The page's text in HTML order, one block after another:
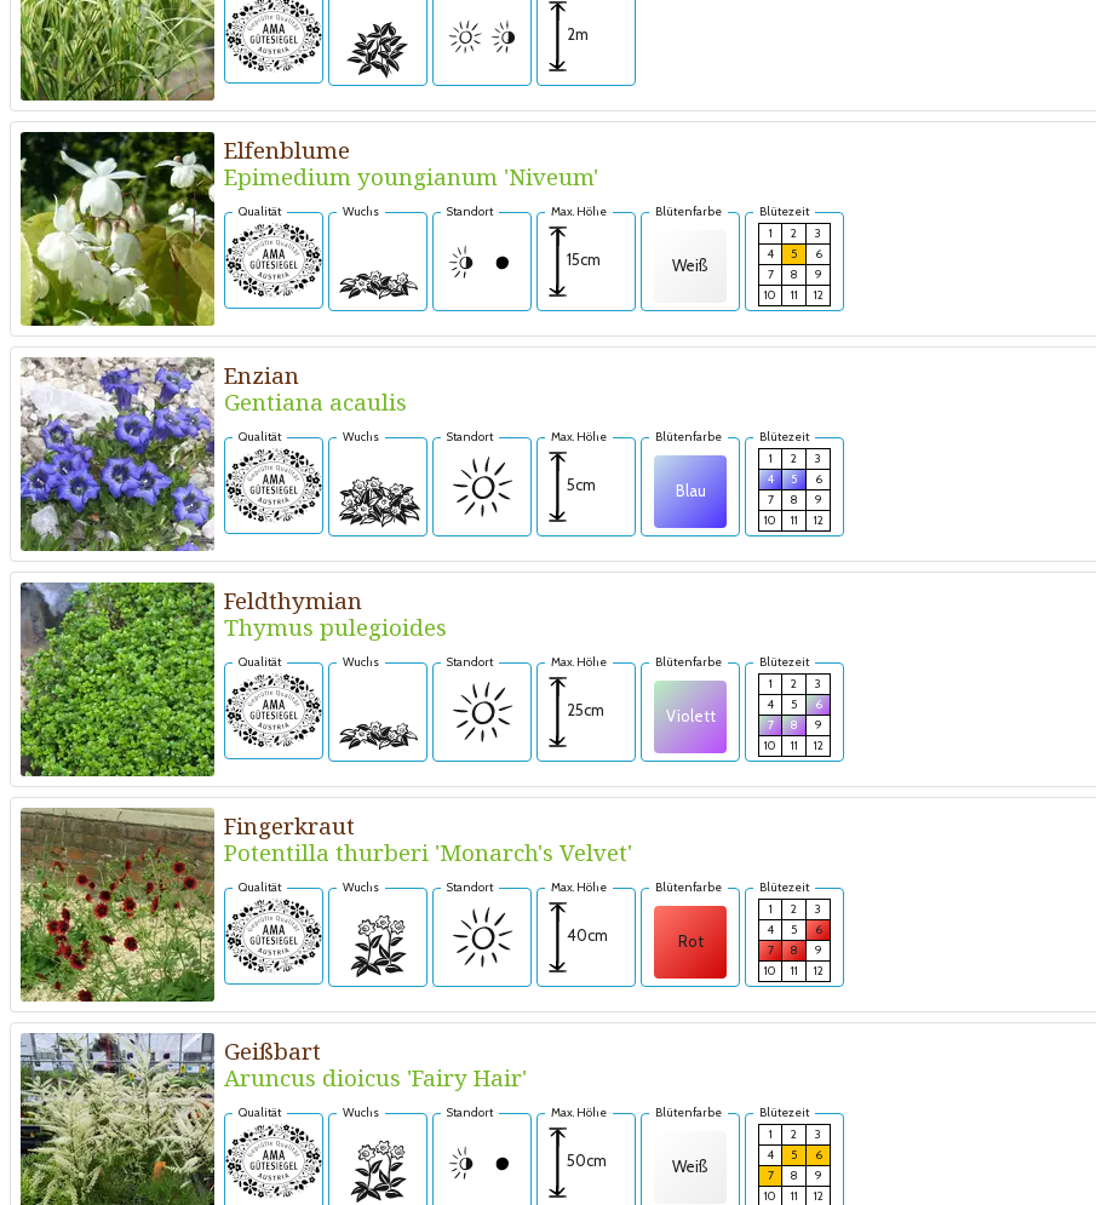
2m
Elfenblume
Epimedium youngianum 'Niveum'
Qualität Wuchs Standort Max. Höhe
15cm
Blütenfarbe
Weiß
Blütezeit
1
2
3
4
5
6
7
8
9
10
11 12
Enzian
Gentiana acaulis
Qualität Wuchs Standort Max. Höhe
5cm
Blütenfarbe
Blau
Blütezeit
1
2
3
4
5
6
7
8
9
10
11 12
Feldthymian
Thymus pulegioides
Qualität Wuchs Standort Max. Höhe
25cm
Blütenfarbe
Violett
Blütezeit
1
2
3
4
5
6
7
8
9
10
11 12
Fingerkraut
Potentilla thurberi 'Monarch's Velvet'
Qualität Wuchs Standort Max. Höhe
40cm
Blütenfarbe
Rot
Blütezeit
1
2
3
4
5
6
7
8
9
10
11 12
Geißbart
Aruncus dioicus 'Fairy Hair'
Qualität Wuchs Standort Max. Höhe
50cm
Blütenfarbe
Weiß
Blütezeit
1
2
3
4
5
6
7
8
9
10
11 12